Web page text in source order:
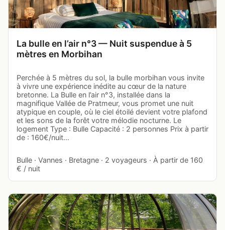
La bulle en l’air n°3 — Nuit suspendue à 5
mètres en Morbihan
Perchée à 5 mètres du sol, la bulle morbihan vous invite
à vivre une expérience inédite au cœur de la nature
bretonne. La Bulle en l’air n°3, installée dans la
magnifique Vallée de Pratmeur, vous promet une nuit
atypique en couple, où le ciel étoilé devient votre plafond
et les sons de la forêt votre mélodie nocturne. Le
logement Type : Bulle Capacité : 2 personnes Prix à partir
de : 160€/nuit…
Bulle · Vannes · Bretagne · 2 voyageurs · À partir de 160
€ / nuit